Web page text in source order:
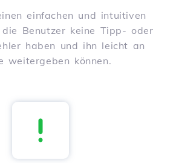
einfachen und intuitiven
Benutzer keine Tipp- oder
haben und ihn leicht an
weitergeben können.